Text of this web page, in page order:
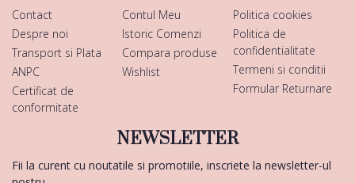
Contact
Despre noi
Transport si Plata
ANPC
Certificat de
conformitate
Contul Meu
Istoric Comenzi
Compara produse
Wishlist
Politica cookies
Politica de
confidentialitate
Termeni si conditii
Formular Returnare
NEWSLETTER
Fii la curent cu noutatile si promotiile, inscriete la newsletter-ul